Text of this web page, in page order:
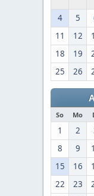
4
5
11
12
18
19
25
26
So Mo
1 2
8
9
15
16
22
23